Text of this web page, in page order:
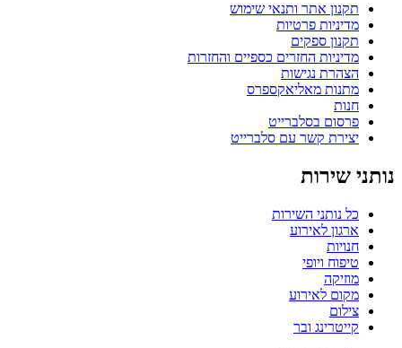
תקנון אתר ותנאי שימוש
מדיניות פרטיות
תקנון ספקים
מדיניות החזרים כספיים והחזרות
הצהרת נגישות
מתנות מאליאקספרס
חנות
פרסום בסלברייט
יצירת קשר עם סלברייט
נותני שירות
כל נותני השירות
ארגון לאירוע
חנויות
טיפוח ויופי
מוזיקה
מקום לאירוע
צילום
קייטרינג ובר